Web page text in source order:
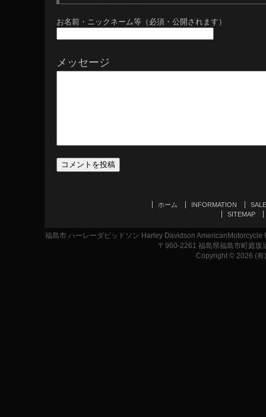
お名前・ニックネーム等（必須・公開されます）
メッセージ
ホーム INFORMATION
SALE
SITEMAP
福島市 ハーレーダビッドソン Harley Davidson
〒960-2261 福島県福島市町庭
Copyright © 2026 (有